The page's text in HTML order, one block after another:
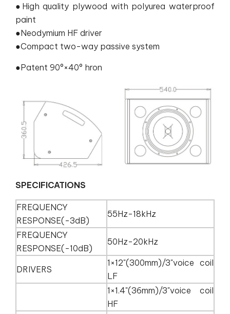
●High quality plywood with polyurea waterproof
paint
●Neodymium HF driver
●Compact two-way passive system
●Patent 90°×40° hron
SPECIFICATIONS
FREQUENCY
RESPONSE(-3dB)
55Hz-18kHz
FREQUENCY
RESPONSE(-10dB)
50Hz-20kHz
DRIVERS
1×12"(300mm)/3"voice coil
LF
1×1.4"(36mm)/3"voice coil
HF